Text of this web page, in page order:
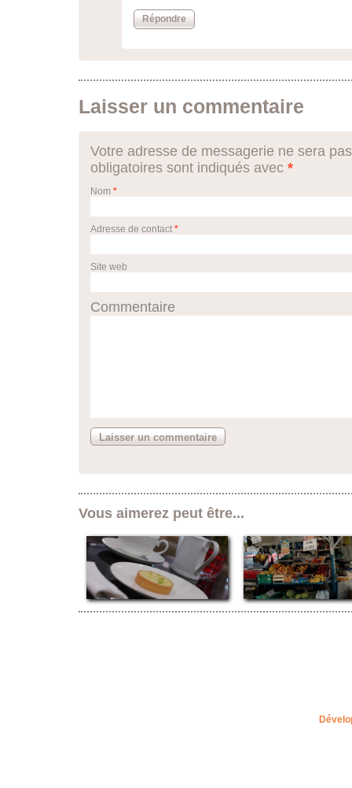
Répondre
Laisser un commentaire
Votre adresse de messagerie ne sera
obligatoires sont indiqués avec *
Nom *
Adresse de contact *
Site web
Commentaire
Vous aimerez peut être...